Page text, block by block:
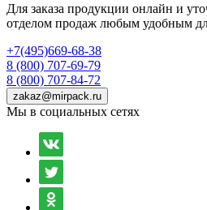
Для заказа продукции онлайн и
отделом продаж любым удобным
+7(495)669-68-38
8 (800) 707-69-79
8 (800) 707-84-72
zakaz@mirpack.ru
Мы в социальных сетях